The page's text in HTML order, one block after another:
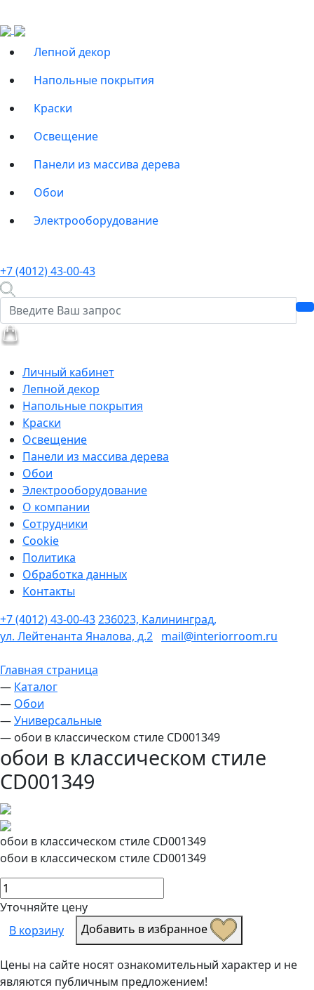
Лепной декор
Напольные покрытия
Краски
Освещение
Панели из массива дерева
Обои
Электрооборудование
+7 (4012) 43-00-43
Личный кабинет
Лепной декор
Напольные покрытия
Краски
Освещение
Панели из массива дерева
Обои
Электрооборудование
О компании
Сотрудники
Cookie
Политика
Обработка данных
Контакты
+7 (4012) 43-00-43236023, Калининград,
ул. Лейтенанта Яналова, д.2 mail@interiorroom.ru
Главная страница
— Каталог
— Обои
—Универсальные
— обои в классическом стиле CD001349
обои в классическом стиле
CD001349
обои в классическом стиле CD001349
обои в классическом стиле CD001349
Уточняйте цену
В корзину
Добавить в избранное
Цены на сайте носят ознакомительный характер и не
являются публичным предложением!